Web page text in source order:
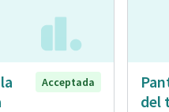
Acceptada
del